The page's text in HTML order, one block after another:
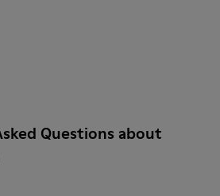
Questions about